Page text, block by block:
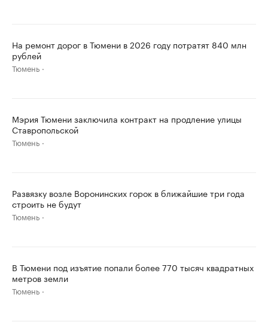
На ремонт дорог в Тюмени в 2026 году потратят 840 млн
рублей
Тюмень
Мэрия Тюмени заключила контракт на продление улицы
Ставропольской
Тюмень
Развязку возле Воронинских горок в ближайшие три года
строить не будут
Тюмень
В Тюмени под изъятие попали более 770 тысяч квадратных
метров земли
Тюмень